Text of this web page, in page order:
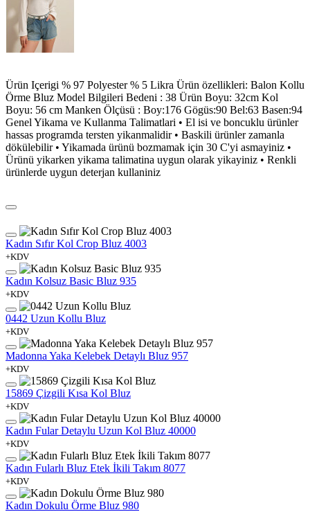
Ürün Içerigi % 97 Polyester % 5 Likra Ürün özellikleri: Balon Kollu
Örme Bluz Model Bilgileri Bedeni : 38 Ürün Boyu: 32cm Kol
Boyu: 56 cm Manken Ölçüsü : Boy:176 Gögüs:90 Bel:63 Basen:94
Genel Yikama ve Kullanma Talimatlari • El isi ve boncuklu ürünler
hassas programda tersten yikanmalidir • Baskili ürünler zamanla
dökülebilir • Yikamada ürünü bozmamak için 30 C'yi asmayiniz •
Ürünü yikarken yikama talimatina uygun olarak yikayiniz • Renkli
ürünlerde uygun deterjan kullaniniz
Kadın Sıfır Kol Crop Bluz 4003
+KDV
Kadın Kolsuz Basic Bluz 935
+KDV
0442 Uzun Kollu Bluz
+KDV
Madonna Yaka Kelebek Detaylı Bluz 957
+KDV
15869 Çizgili Kısa Kol Bluz
+KDV
Kadın Fular Detaylu Uzun Kol Bluz 40000
+KDV
Kadın Fularlı Bluz Etek İkili Takım 8077
+KDV
Kadın Dokulu Örme Bluz 980